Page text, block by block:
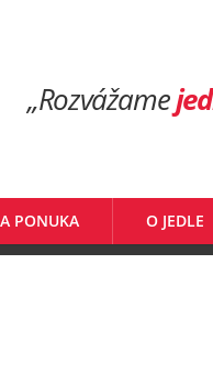
„Rozvážame
PONUKA O JEDLE